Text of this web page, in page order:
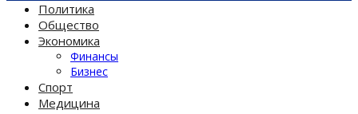
Политика
Общество
Экономика
Финансы
Бизнес
Спорт
Медицина